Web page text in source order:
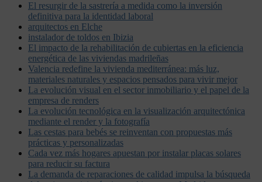
El resurgir de la sastrería a medida como la inversión
definitiva para la identidad laboral
arquitectos en Elche
instalador de toldos en Ibizia
El impacto de la rehabilitación de cubiertas en la eficiencia
energética de las viviendas madrileñas
Valencia redefine la vivienda mediterránea: más luz,
materiales naturales y espacios pensados para vivir mejor
La evolución visual en el sector inmobiliario y el papel de la
empresa de renders
La evolución tecnológica en la visualización arquitectónica
mediante el render y la fotografía
Las cestas para bebés se reinventan con propuestas más
prácticas y personalizadas
Cada vez más hogares apuestan por instalar placas solares
para reducir su factura
La demanda de reparaciones de calidad impulsa la búsqueda